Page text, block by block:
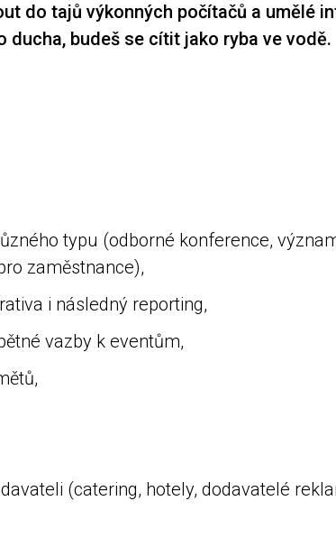
do tajů výkonných počítačů a umělé
ducha, budeš se cítit jako ryba ve vodě.
typu (odborné konference,
pro zaměstnance),
i následný reporting,
vazby k eventům,
(catering, hotely, dodavatelé